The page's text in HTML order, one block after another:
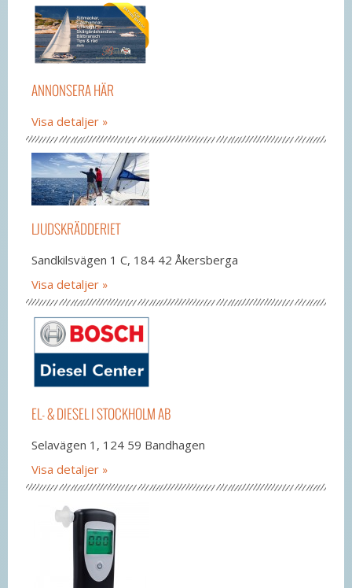
ANNONSERA HÄR
Visa detaljer
LJUDSKRÄDDERIET
Sandkilsvägen 1 C, 184 42 Åkersberga
Visa detaljer
EL- & DIESEL I STOCKHOLM AB
Selavägen 1, 124 59 Bandhagen
Visa detaljer